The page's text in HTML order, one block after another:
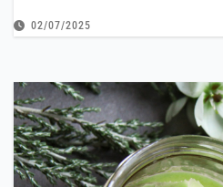
02/07/2025